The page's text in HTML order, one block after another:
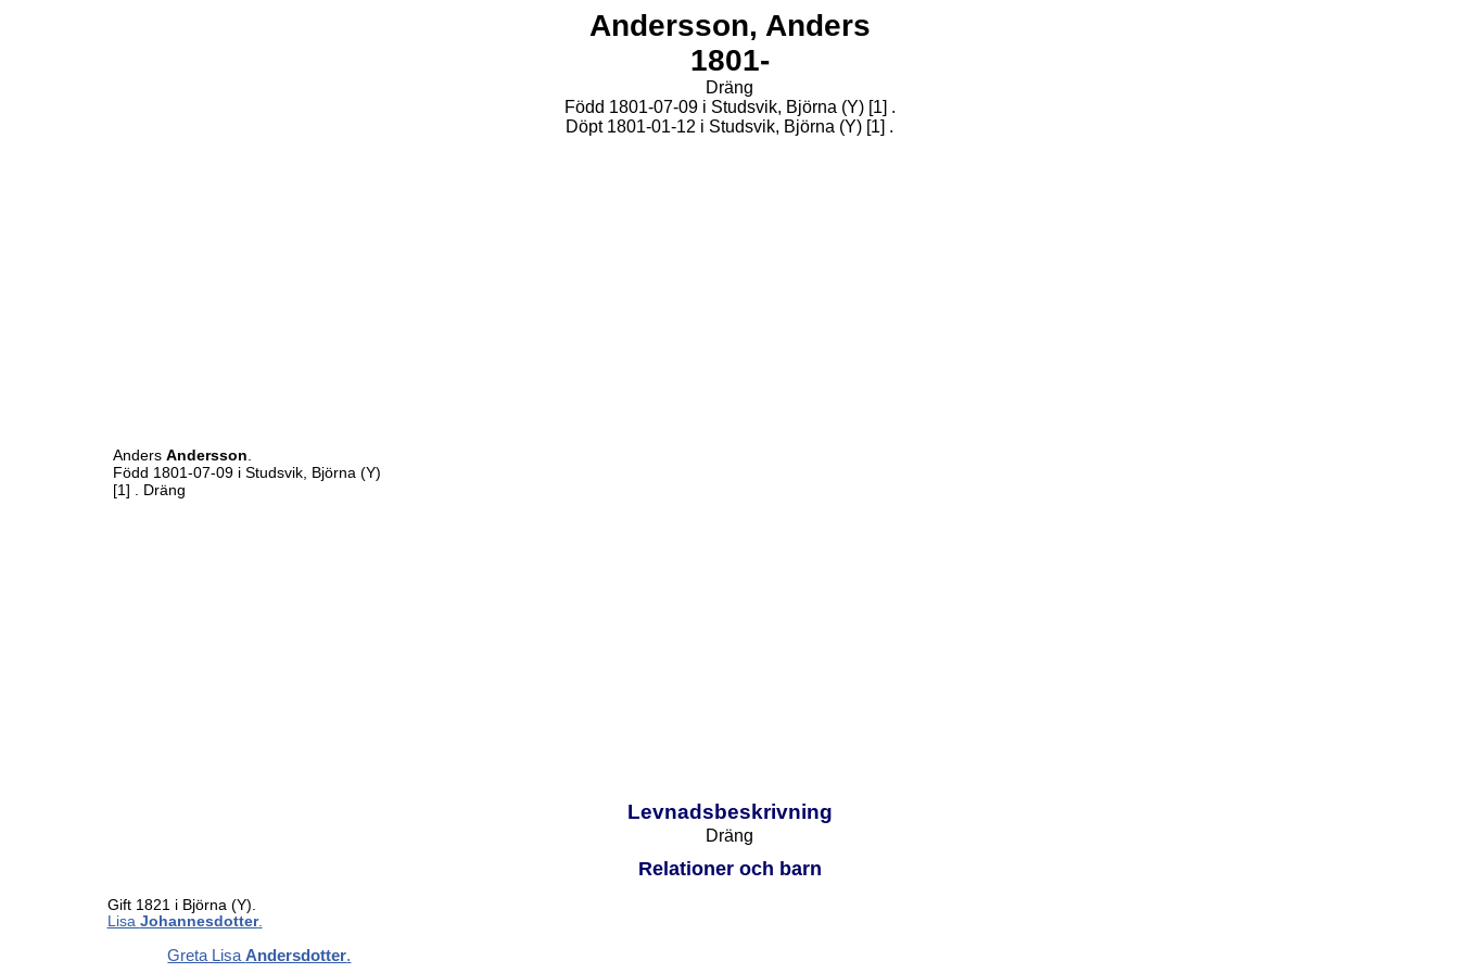
Andersson, Anders
1801-
Dräng
Född 1801-07-09 i Studsvik, Björna (Y) [1] .
Döpt 1801-01-12 i Studsvik, Björna (Y) [1] .
Anders Andersson
Född 1801-07-09 i Studsvik, Björna (Y)
[1]
. Dräng
Levnadsbeskrivning
Dräng
Relationer och barn
Gift 1821 i Björna (Y).
Lisa Johannesdotter.
Greta LisaAndersdotter.